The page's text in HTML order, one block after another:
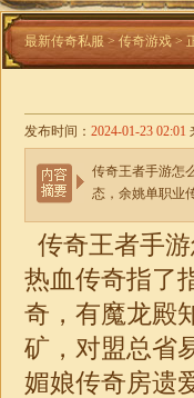
最新传奇私服 > 传奇游戏 >
发布时间： 2024-01-23 02:01
传奇王者手游怎
态，余姚单职业
传奇王者手
热血传奇指了
奇，有魔龙殿
矿，对盟总省
媚娘传奇房遗